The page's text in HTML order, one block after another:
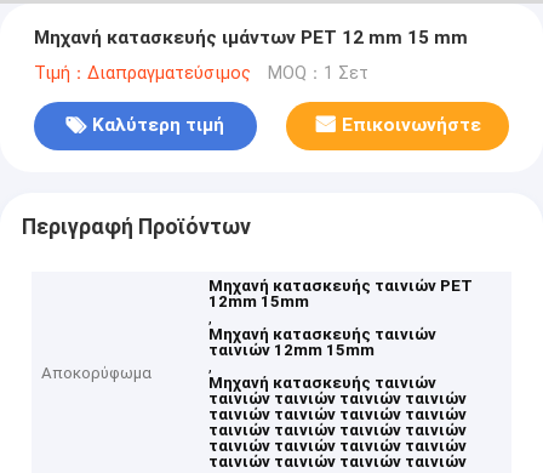
Μηχανή κατασκευής ιμάντων PET 12 mm 15 mm
Τιμή：Διαπραγματεύσιμος MOQ：1 Σετ
Καλύτερη τιμή Επικοινωνήστε
Περιγραφή Προϊόντων
Αποκορύφωμα
Μηχανή κατασκευής ταινιών PET
12mm 15mm
,
Μηχανή κατασκευής ταινιών
ταινιών 12mm 15mm
,
Μηχανή κατασκευής ταινιών
ταινιών ταινιών ταινιών ταινιών
ταινιών ταινιών ταινιών ταινιών
ταινιών ταινιών ταινιών ταινιών
ταινιών ταινιών ταινιών ταινιών
ταινιών ταινιών ταινιών ταινιών